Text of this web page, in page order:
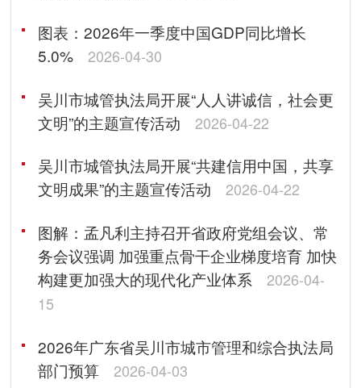
图表：2026年一季度中国GDP同比增长
5.0%
2026-04-30
吴川市城管执法局开展“人人讲诚信，社会更
文明”的主题宣传活动
2026-04-22
吴川市城管执法局开展“共建信用中国，共享
文明成果”的主题宣传活动
2026-04-22
图解：孟凡利主持召开省政府党组会议、常
务会议强调 加强重点骨干企业梯度培育 加快
构建更加强大的现代化产业体系
2026-04-
15
2026年广东省吴川市城市管理和综合执法局
部门预算
2026-04-03